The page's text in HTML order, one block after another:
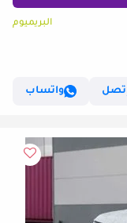
البريميوم
واتساب